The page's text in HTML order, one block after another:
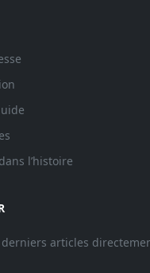
l’histoire
derniers articles